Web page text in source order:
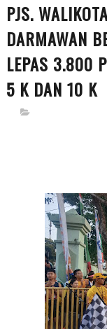
PJS.
DARMAWAN
LEPAS 3.800
5 K DAN 10 K